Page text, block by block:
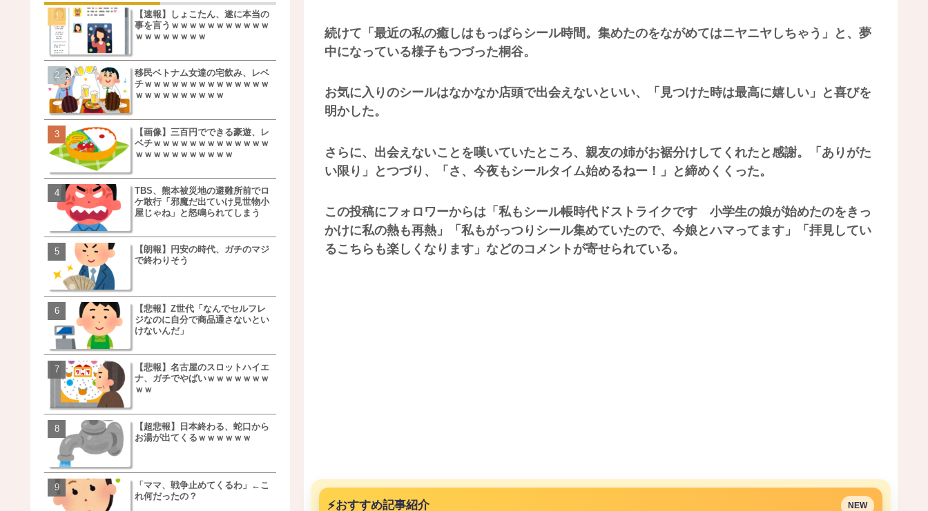
続けて「最近の私の癒しはもっぱらシール時間。集めたのをながめてはニヤニヤしちゃう」と、夢
中になっている様子もつづった桐谷。
お気に入りのシールはなかなか店頭で出会えないといい、「見つけた時は最高に嬉しい」と喜びを
明かした。
さらに、出会えないことを嘆いていたところ、親友の姉がお裾分けしてくれたと感謝。「ありがた
い限り」とつづり、「さ、今夜もシールタイム始めるねー！」と締めくくった。
この投稿にフォロワーからは「私もシール帳時代ドストライクです 小学生の娘が始めたのをきっ
かけに私の熱も再熱」「私もがっつりシール集めていたので、今娘とハマってます」「拝見してい
るこちらも楽しくなります」などのコメントが寄せられている。
⚡おすすめ記事紹介 NEW
【速報】しょこたん、遂に本当の
事を言うｗｗｗｗｗｗｗｗｗｗｗ
ｗｗｗｗｗｗｗｗ
移民ベトナム女達の宅飲み、レベ
チｗｗｗｗｗｗｗｗｗｗｗｗｗｗ
ｗｗｗｗｗｗｗｗｗｗ
【画像】三百円でできる豪遊、レ
ベチｗｗｗｗｗｗｗｗｗｗｗｗｗ
ｗｗｗｗｗｗｗｗｗｗｗ
TBS、熊本被災地の避難所前でロ
ケ敢行「邪魔だ出ていけ見世物小
屋じゃね」と怒鳴られてしまう
【朗報】円安の時代、ガチのマジ
で終わりそう
【悲報】Z世代「なんでセルフレ
ジなのに自分で商品通さないとい
けないんだ」
【悲報】名古屋のスロットハイエ
ナ、ガチでやばいｗｗｗｗｗｗｗ
ｗｗ
【超悲報】日本終わる、蛇口から
お湯が出てくるｗｗｗｗｗｗ
「ママ、戦争止めてくるわ」←こ
れ何だったの？
松本若菜(42歳)とかいう突然現れ
た美人おばさん女優ｗｗｗｗｗｗ
ｗ
鬼越トマホーク良ちゃん、吉本を
事実上のクビにｗｗｗ
【画像】キモいオジサンが着てる
服一覧がこちらｗｗｗｗｗｗｗｗ
ｗ
【速報】しょこたん、遂に本当の
事を言うｗｗｗｗｗｗｗｗｗｗｗ
ｗｗｗｗｗｗｗｗ
移民ベトナム女達の宅飲み、レベ
【朗報】NOギルティ炭酸、登場
ｗｗｗｗｗｗｗｗｗｗｗｗ
【画像】例の梨を5000個失った農
家さん、少し流れが変わってくる
【悲報】日本、ついに駅そばの値
段が限界突破ｗｗｗｗｗｗｗｗｗ
【悲報】すき家、炎上ｗｗｗｗｗ
ｗｗｗｗｗｗｗｗｗｗｗｗｗｗｗ